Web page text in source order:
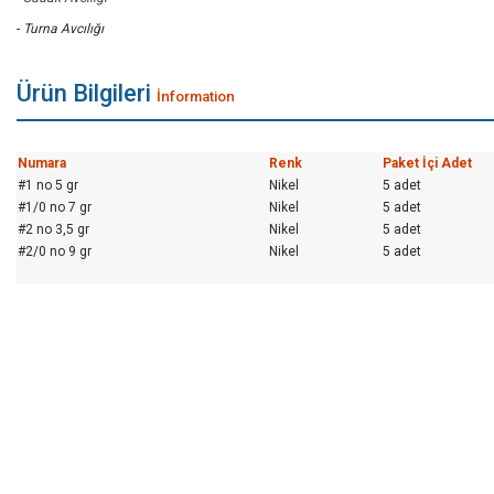
- Turna Avcılığı
Ürün Bilgileri İnformation
Numara Renk
Paket İçi Adet
#1 no 5 gr
Nikel
5 adet
#1/0 no 7 gr
Nikel
5 adet
#2 no 3,5 gr
Nikel
5 adet
#2/0 no 9 gr
Nikel 5 adet